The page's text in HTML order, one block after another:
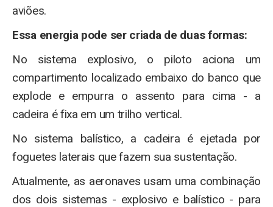
aviões.
Essa energia pode ser criada de duas formas:
No sistema explosivo, o piloto aciona um
compartimento localizado embaixo do banco que
explode e empurra o assento para cima - a
cadeira é fixa em um trilho vertical.
No sistema balístico, a cadeira é ejetada por
foguetes laterais que fazem sua sustentação.
Atualmente, as aeronaves usam uma combinação
dos dois sistemas - explosivo e balístico - para